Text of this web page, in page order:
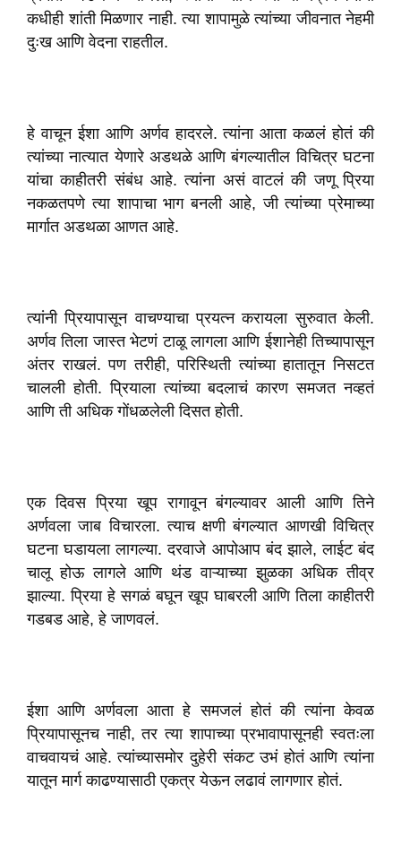
कधीही शांती मिळणार नाही. त्या शापामुळे त्यांच्या जीवनात नेहमी
दुःख आणि वेदना राहतील.
हे वाचून ईशा आणि अर्णव हादरले. त्यांना आता कळलं होतं की
त्यांच्या नात्यात येणारे अडथळे आणि बंगल्यातील विचित्र घटना
यांचा काहीतरी संबंध आहे. त्यांना असं वाटलं की जणू प्रिया
नकळतपणे त्या शापाचा भाग बनली आहे, जी त्यांच्या प्रेमाच्या
मार्गात अडथळा आणत आहे.
त्यांनी प्रियापासून वाचण्याचा प्रयत्न करायला सुरुवात केली.
अर्णव तिला जास्त भेटणं टाळू लागला आणि ईशानेही तिच्यापासून
अंतर राखलं. पण तरीही, परिस्थिती त्यांच्या हातातून निसटत
चालली होती. प्रियाला त्यांच्या बदलाचं कारण समजत नव्हतं
आणि ती अधिक गोंधळलेली दिसत होती.
एक दिवस प्रिया खूप रागावून बंगल्यावर आली आणि तिने
अर्णवला जाब विचारला. त्याच क्षणी बंगल्यात आणखी विचित्र
घटना घडायला लागल्या. दरवाजे आपोआप बंद झाले, लाईट बंद
चालू होऊ लागले आणि थंड वाऱ्याच्या झुळका अधिक तीव्र
झाल्या. प्रिया हे सगळं बघून खूप घाबरली आणि तिला काहीतरी
गडबड आहे, हे जाणवलं.
ईशा आणि अर्णवला आता हे समजलं होतं की त्यांना केवळ
प्रियापासूनच नाही, तर त्या शापाच्या प्रभावापासूनही स्वतःला
वाचवायचं आहे. त्यांच्यासमोर दुहेरी संकट उभं होतं आणि त्यांना
यातून मार्ग काढण्यासाठी एकत्र येऊन लढावं लागणार होतं.